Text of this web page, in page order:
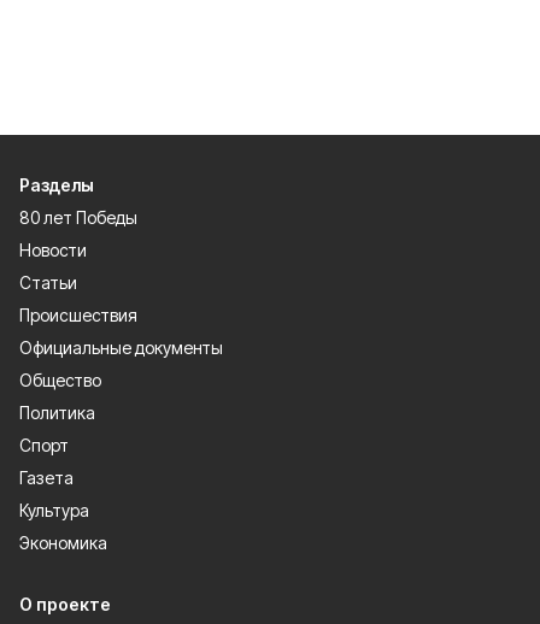
Разделы
80 лет Победы
Новости
Статьи
Происшествия
Официальные документы
Общество
Политика
Спорт
Газета
Культура
Экономика
О проекте